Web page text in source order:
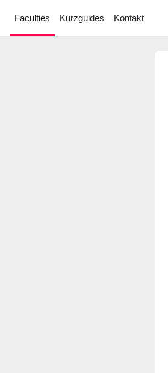
Faculties
Kurzguides Kontakt